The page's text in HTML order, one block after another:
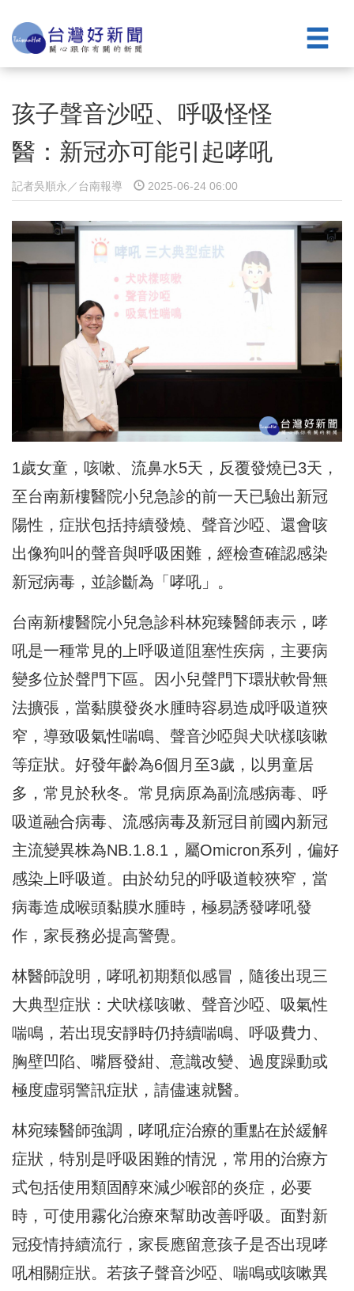
孩子聲音沙啞、呼吸怪怪
醫：新冠亦可能引起哮吼
記者吳順永／台南報導 2025-06-24 06:00
1歲女童，咳嗽、流鼻水5天，反覆發燒已3天，
至台南新樓醫院小兒急診的前一天已驗出新冠
陽性，症狀包括持續發燒、聲音沙啞、還會咳
出像狗叫的聲音與呼吸困難，經檢查確認感染
新冠病毒，並診斷為「哮吼」。
台南新樓醫院小兒急診科林宛臻醫師表示，哮
吼是一種常見的上呼吸道阻塞性疾病，主要病
變多位於聲門下區。因小兒聲門下環狀軟骨無
法擴張，當黏膜發炎水腫時容易造成呼吸道狹
窄，導致吸氣性喘鳴、聲音沙啞與犬吠樣咳嗽
等症狀。好發年齡為6個月至3歲，以男童居
多，常見於秋冬。常見病原為副流感病毒、呼
吸道融合病毒、流感病毒及新冠目前國內新冠
主流變異株為NB.1.8.1，屬Omicron系列，偏好
感染上呼吸道。由於幼兒的呼吸道較狹窄，當
病毒造成喉頭黏膜水腫時，極易誘發哮吼發
作，家長務必提高警覺。
林醫師說明，哮吼初期類似感冒，隨後出現三
大典型症狀：犬吠樣咳嗽、聲音沙啞、吸氣性
喘鳴，若出現安靜時仍持續喘鳴、呼吸費力、
胸壁凹陷、嘴唇發紺、意識改變、過度躁動或
極度虛弱警訊症狀，請儘速就醫。
林宛臻醫師強調，哮吼症治療的重點在於緩解
症狀，特別是呼吸困難的情況，常用的治療方
式包括使用類固醇來減少喉部的炎症，必要
時，可使用霧化治療來幫助改善呼吸。面對新
冠疫情持續流行，家長應留意孩子是否出現哮
吼相關症狀。若孩子聲音沙啞、喘鳴或咳嗽異